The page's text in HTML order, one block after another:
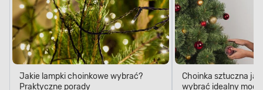
Jakie lampki choinkowe wybrać?
Praktyczne porady
Choinka sztuczna
wybrać idealny